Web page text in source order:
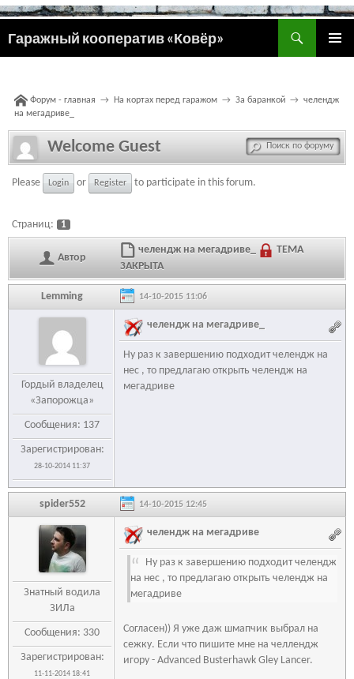
Гаражный кооператив «Ковёр»
ПЕРЕЙТИ
Форум - главная → На кортах перед гаражом → За баранкой → челендж
на мегадриве_
Welcome Guest
Please Login or Register to participate in this forum.
Страниц: 1
Автор
челендж на мегадриве_
ТЕМА
ЗАКРЫТА
Lemming 14-10-2015 11:06
Гордый владелец
«Запорожца»
Сообщения: 137
Зарегистрирован:
28-10-2014 11:37
челендж на мегадриве_
Ну раз к завершению подходит челендж на
нес , то предлагаю открыть челендж на
мегадриве
spider552 14-10-2015 12:45
Знатный водила
ЗИЛа
Сообщения: 330
Зарегистрирован:
11-11-2014 18:41
челендж на мегадриве
Ну раз к завершению подходит челендж
на нес , то предлагаю открыть челендж на
мегадриве
Согласен)) Я уже даж шмапчик выбрал на
сежку. Если что пишите мне на челлендж
игору - Advanced Busterhawk Gley Lancer.